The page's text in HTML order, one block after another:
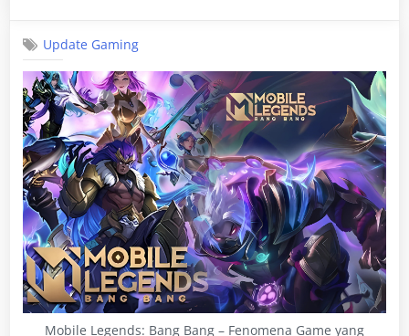
Update Gaming
Mobile Legends: Bang Bang – Fenomena Game yang